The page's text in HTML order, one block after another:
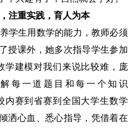
注重实践，育人为本
学生用数学的能力，教师必须
授课外，她多次指导学生参加
学建模对我们来说比较难，庞
每一道题目和每一个知识
内赛到省赛到全国大学生数学
洒心血、悉心指导，凭借着在